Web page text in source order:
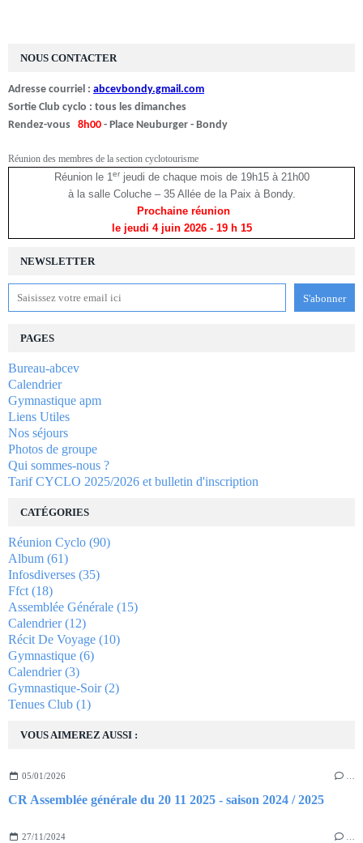
NEWSLETTER
VOUS AIMEREZ AUSSI :
05/01/2026
CR Assemblée générale du 20 11 2025 - saison 2024 / 2025
27/11/2024
PAGES
Bureau-abcev
Calendrier
Gymnastique apm
Liens Utiles
Nos séjours
Photos de groupe
Qui sommes-nous ?
Tarif CYCLO 2025/2026 et bulletin d'inscription
CATÉGORIES
Réunion Cyclo (90)
Album (61)
Infosdiverses (35)
Ffct (18)
Assemblée Générale (15)
Calendrier(12)
Récit De Voyage (10)
Gymnastique (6)
Calendrier(3)
Gymnastique-Soir(2)
Tenues Club (1)
NOUS CONTACTER
Adresse courriel : abcevbondy.gmail.com
Sortie Club cyclo : tous les dimanches
Rendez-vous 8h00 - Place Neuburger - Bondy
Réunion des membres de la section cyclotourisme
Réunion le 1erjeudi de chaque mois de 19h15 à 21h00
à la salle Coluche – 35 Allée de la Paix à Bondy.
Prochaine réunion
le jeudi 4 juin 2026 - 19 h 15